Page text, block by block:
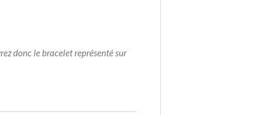
donc le bracelet représenté sur